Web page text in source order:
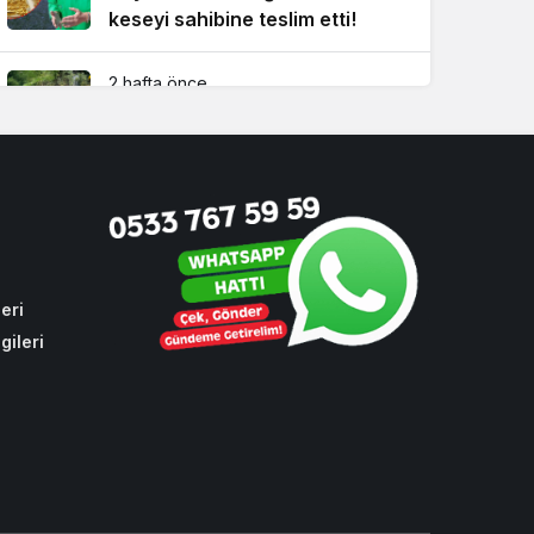
keseyi sahibine teslim etti!
2 hafta önce
4 hafta önce
Dikkat! Beykoz’un 4 büyük
mahallesinde su kesintisi